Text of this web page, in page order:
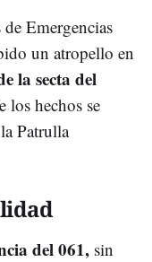
Emergencias
un atropello en
la secta del
los hechos se
Patrulla
del 061, sin